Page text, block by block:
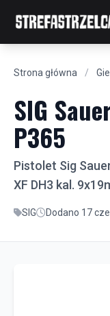
Strona główna /
SIG
P365
Pistolet Sig
XF DH3 kal.
SIG Dodano 17